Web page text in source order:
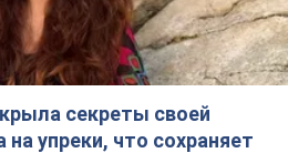
секреты своей
упреки, что сохраняет